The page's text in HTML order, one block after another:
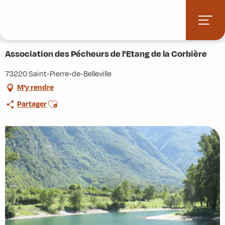
principal
Association des Pécheurs de l'Etang de la Corbière
73220 Saint-Pierre-de-Belleville
M'y rendre
PartagerAjouter aux favoris